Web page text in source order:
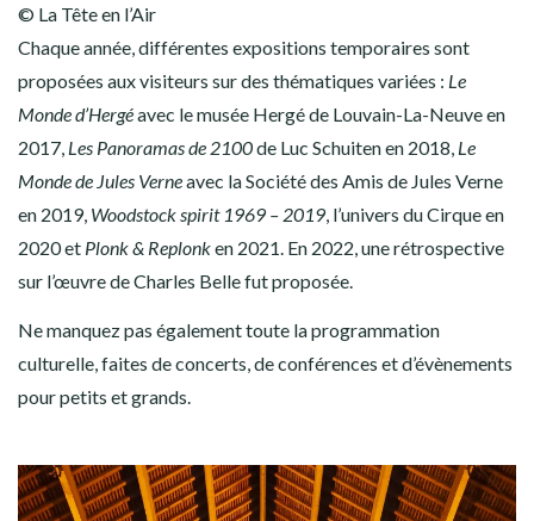
© La Tête en l’Air
Chaque année, différentes expositions temporaires sont
proposées aux visiteurs sur des thématiques variées : Le
Monde d’Hergéavec le musée Hergé de Louvain-La-Neuve en
2017, Les Panoramas de 2100de Luc Schuiten en 2018, Le
Monde de Jules Verneavec la Société des Amis de Jules Verne
en 2019, Woodstock spirit 1969 – 2019, l’univers du Cirque en
2020 et Plonk & Replonken 2021. En 2022, une rétrospective
sur l’œuvre de Charles Belle fut proposée.
Ne manquez pas également toute la programmation
culturelle, faites de concerts, de conférences et d’évènements
pour petits et grands.